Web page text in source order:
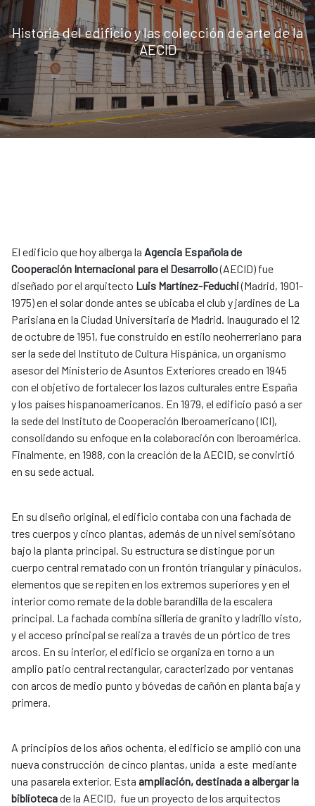
Historia del edificio y las colección de arte de la
AECID
El edificio que hoy alberga la Agencia Española de
Cooperación Internacional para el Desarrollo(AECID) fue
diseñado por el arquitecto Luis Martínez-Feduchi(Madrid, 1901-
1975) en el solar donde antes se ubicaba el club y jardines de La
Parisiana en la Ciudad Universitaria de Madrid. Inaugurado el 12
de octubre de 1951, fue construido en estilo neoherreriano para
ser la sede del Instituto de Cultura Hispánica, un organismo
asesor del Ministerio de Asuntos Exteriores creado en 1945
con el objetivo de fortalecer los lazos culturales entre España
y los países hispanoamericanos. En 1979, el edificio pasó a ser
la sede del Instituto de Cooperación Iberoamericano (ICI),
consolidando su enfoque en la colaboración con Iberoamérica.
Finalmente, en 1988, con la creación de la AECID, se convirtió
en su sede actual.
En su diseño original, el edificio contaba con una fachada de
tres cuerpos y cinco plantas, además de un nivel semisótano
bajo la planta principal. Su estructura se distingue por un
cuerpo central rematado con un frontón triangular y pináculos,
elementos que se repiten en los extremos superiores y en el
interior como remate de la doble barandilla de la escalera
principal. La fachada combina sillería de granito y ladrillo visto,
y el acceso principal se realiza a través de un pórtico de tres
arcos. En su interior, el edificio se organiza en torno a un
amplio patio central rectangular, caracterizado por ventanas
con arcos de medio punto y bóvedas de cañón en planta baja y
primera.
A principios de los años ochenta, el edificio se amplió con una
nueva construcción de cinco plantas, unida a este mediante
una pasarela exterior. Esta ampliación, destinada a albergar la
bibliotecade la AECID, fue un proyecto de los arquitectos